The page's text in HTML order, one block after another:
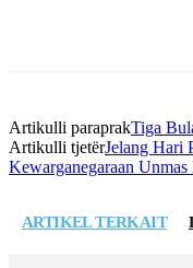
Artikulli paraprakTiga
Artikulli tjetërJelang Hari
Kewarganegaraan Unmas
ARTIKEL TERKAIT